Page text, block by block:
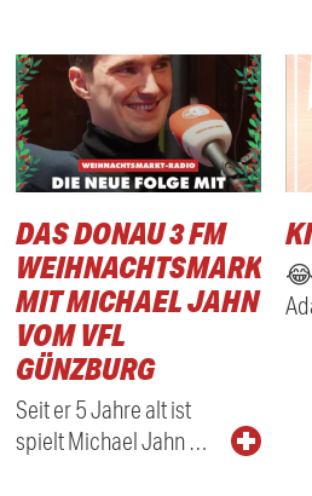
DAS DONAU 3 FM
MIT MICHAEL JAHN
VOM VFL
GÜNZBURG
Seit er 5 Jahre alt ist
spielt Michael Jahn …